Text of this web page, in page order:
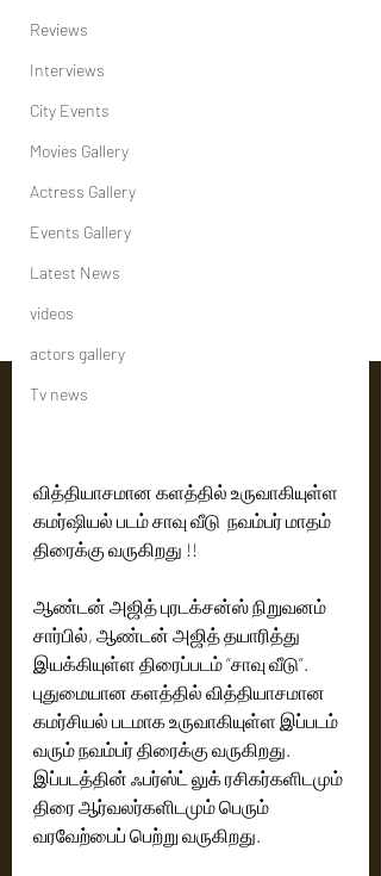
Reviews
Interviews
City Events
Movies Gallery
Actress Gallery
Events Gallery
Latest News
videos
actors gallery
Tv news
வித்தியாசமான களத்தில் உருவாகியுள்ள
கமர்ஷியல் படம் சாவு வீடு  நவம்பர் மாதம்
திரைக்கு வருகிறது !!
ஆண்டன் அஜித் புரடக்சன்ஸ் நிறுவனம்
சார்பில், ஆண்டன் அஜித் தயாரித்து
இயக்கியுள்ள திரைப்படம் “சாவு வீடு”.
புதுமையான களத்தில் வித்தியாசமான
கமர்சியல் படமாக உருவாகியுள்ள இப்படம்
வரும் நவம்பர் திரைக்கு வருகிறது.
இப்படத்தின் ஃபர்ஸ்ட் லுக் ரசிகர்களிடமும்
திரை ஆர்வலர்களிடமும் பெரும்
வரவேற்பைப் பெற்று வருகிறது.